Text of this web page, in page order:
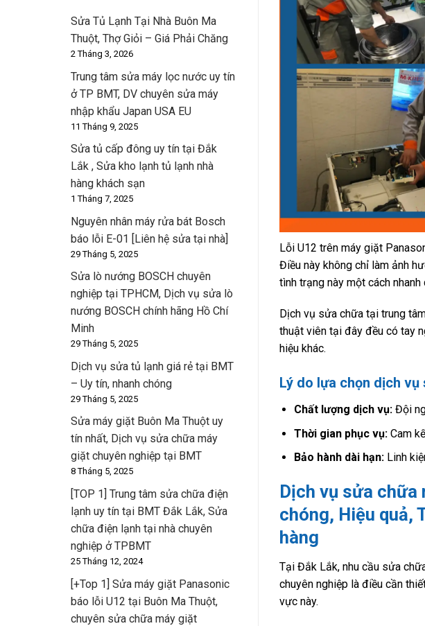
Sửa Tủ Lạnh Tại Nhà Buôn Ma
Thuột, Thợ Giỏi – Giá Phải Chăng
2 Tháng 3, 2026
Trung tâm sửa máy lọc nước uy tín
ở TP BMT, DV chuyên sửa máy
nhập khẩu Japan USA EU
11 Tháng 9, 2025
Sửa tủ cấp đông uy tín tại Đắk
Lắk , Sửa kho lạnh tủ lạnh nhà
hàng khách sạn
1 Tháng 7, 2025
Nguyên nhân máy rửa bát Bosch
báo lỗi E-01 [Liên hệ sửa tại nhà]
29 Tháng 5, 2025
Sửa lò nướng BOSCH chuyên
nghiệp tại TPHCM, Dịch vụ sửa lò
nướng BOSCH chính hãng Hồ Chí
Minh
29 Tháng 5, 2025
Dịch vụ sửa tủ lạnh giá rẻ tại BMT
– Uy tín, nhanh chóng
29 Tháng 5, 2025
Sửa máy giặt Buôn Ma Thuột uy
tín nhất, Dịch vụ sửa chữa máy
giặt chuyên nghiệp tại BMT
8 Tháng 5, 2025
[TOP 1] Trung tâm sửa chữa điện
lạnh uy tín tại BMT Đắk Lắk, Sửa
chữa điện lạnh tại nhà chuyên
nghiệp ở TPBMT
25 Tháng 12, 2024
[+Top 1] Sửa máy giặt Panasonic
báo lỗi U12 tại Buôn Ma Thuột,
chuyên sửa chữa máy giặt
Lỗi U12 trên máy giặt
Điều này không chỉ làm ảnh
tình trạng này một cách
Dịch vụ sửa chữa tại trung
thuật viên tại đây đều có tay
hiệu khác.
Lý do lựa chọn dịch
Chất lượng dịch vụ:Đội
Thời gian phục vụ:Cam
Bảo hành dài hạn:Linh
Dịch vụ sửa chữa
chóng, Hiệu quả,
hàng
Tại Đắk Lắk, nhu cầu sửa
chuyên nghiệp là điều cần
vực này.